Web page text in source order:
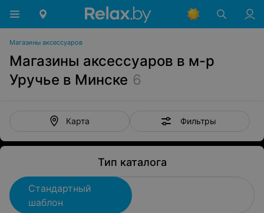
Магазины аксессуаров
Магазины аксессуаров в м-р
Уручье в Минске 6
Карта Фильтры
Тип каталога
Стандартный
шаблон